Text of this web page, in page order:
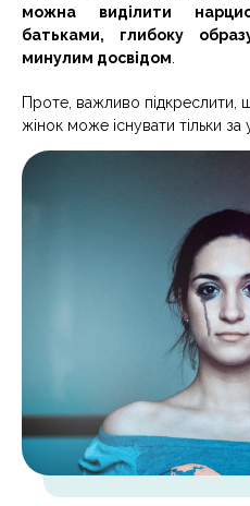
можна виділити
батьками, глибоку
минулим досвідом.
Проте, важливо підкреслити,
жінок може існувати тільки